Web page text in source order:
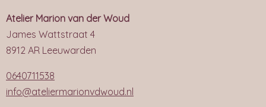
Atelier Marion van der Woud
James Wattstraat 4
8912 AR Leeuwarden
0640711538
info@ateliermarionvdwoud.nl